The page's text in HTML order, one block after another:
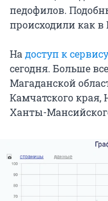
педофилов.
происходили как
Надоступ к сервису
сегодня. Больше
Магаданской
Камчатского края,
Ханты-